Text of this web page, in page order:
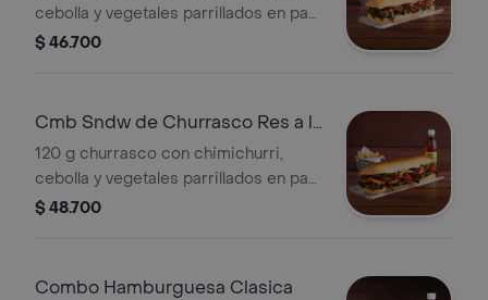
cebolla y vegetales parrillados en pan
horneado acompañado de una
$ 46.700
Cmb Sndw de Churrasco Res a la
Parrillla
120 g churrasco con chimichurri,
cebolla y vegetales parrillados en pan
horneado acompañado de una
$ 48.700
Combo Hamburguesa Clasica